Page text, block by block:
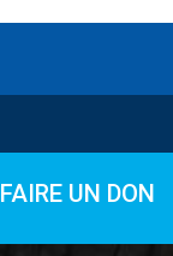
FAIRE UN DON